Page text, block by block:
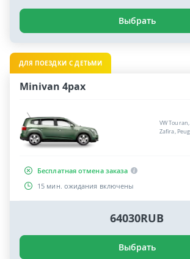
Выбрать
ДЛЯ ПОЕЗДКИ С ДЕТЬМИ
Minivan 4pax
VW
Zafira,
Бесплатная отмена заказа
15 мин. ожидания включены
64030RUB
Выбрать